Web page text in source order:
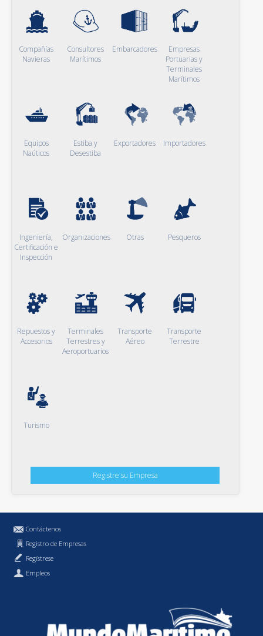
Compañías
Navieras
Consultores
Marítimos
Embarcadores
Empresas
Portuarias y
Terminales
Marítimos
Equipos
Naúticos
Estiba y
Desestiba
Exportadores Importadores
Ingeniería,
Certificación e
Inspección
Organizaciones Otras Pesqueros
Repuestos y
Accesorios
Terminales
Terrestres y
Aeroportuarios
Transporte
Aéreo
Transporte
Terrestre
Turismo
Registre su Empresa
Contáctenos
Registro de Empresas
Regístrese
Empleos